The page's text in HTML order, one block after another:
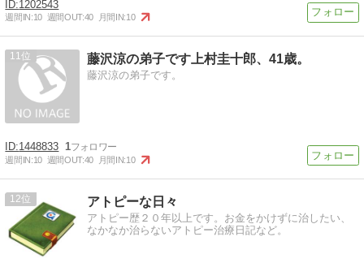
1202543
週間IN:10 週間OUT:40 月間IN:10
11 藤沢涼の弟子です上村圭十郎、41歳。
藤沢涼の弟子です。
1448833 1
週間IN:10 週間OUT:40 月間IN:10
12 アトピーな日々
アトピー歴２０年以上です。お金をかけずに治したい、
なかなか治らないアトピー治療日記など。